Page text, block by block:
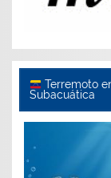
Terremoto
Subacuática